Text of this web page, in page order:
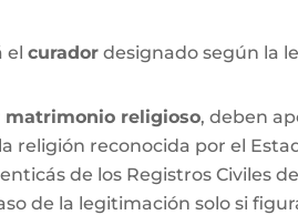
el curadordesignado según la
matrimonio religioso, deben
religión reconocida por el
de los Registros Civiles
de la legitimación solo si